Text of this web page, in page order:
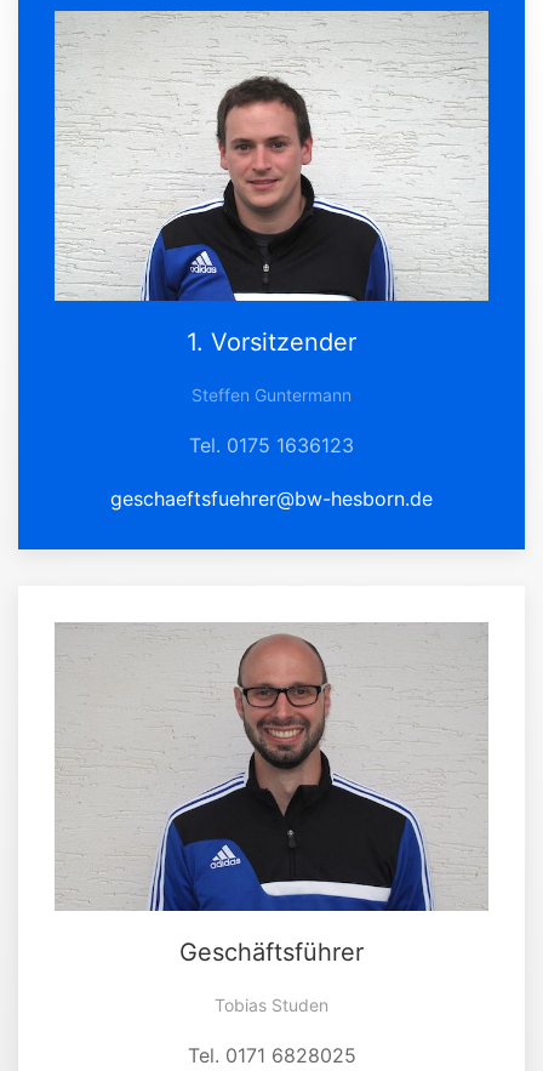
1. Vorsitzender
Steffen Guntermann
Tel. 0175 1636123
geschaeftsfuehrer@bw-hesborn.de
Geschäftsführer
Tobias Studen
Tel. 0171 6828025